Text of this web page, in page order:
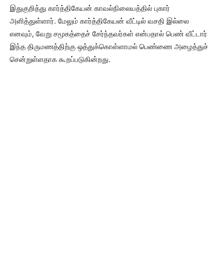
இதுகுறித்து கார்த்திகேயன் காவல்நிலையத்தில் புகார்
அளித்துள்ளார். மேலும் கார்த்திகேயன் வீட்டில் வசதி இல்லை
எனவும், வேறு சமூகத்தைச் சேர்ந்தவர்கள் என்பதால் பெண் வீட்டார்
இந்த திருமணத்திற்கு ஒத்துக்கொள்ளாமல் பெண்ணை அழைத்துச்
சென்றுள்ளதாக கூறப்படுகின்றது.